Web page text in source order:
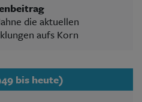
die aktuellen
aufs Korn
bis heute)